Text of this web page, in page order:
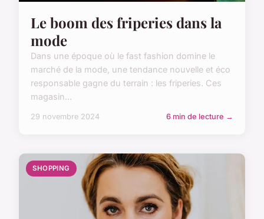
Le boom des friperies dans la
mode
Dans une époque où le fast fashion domine le
marché de la mode, une tendance nouvelle et éco
responsable gagne du terrain : les friperies. Ces
magasin...
29 novembre 2024 6 min de lecture →
SHOPPING